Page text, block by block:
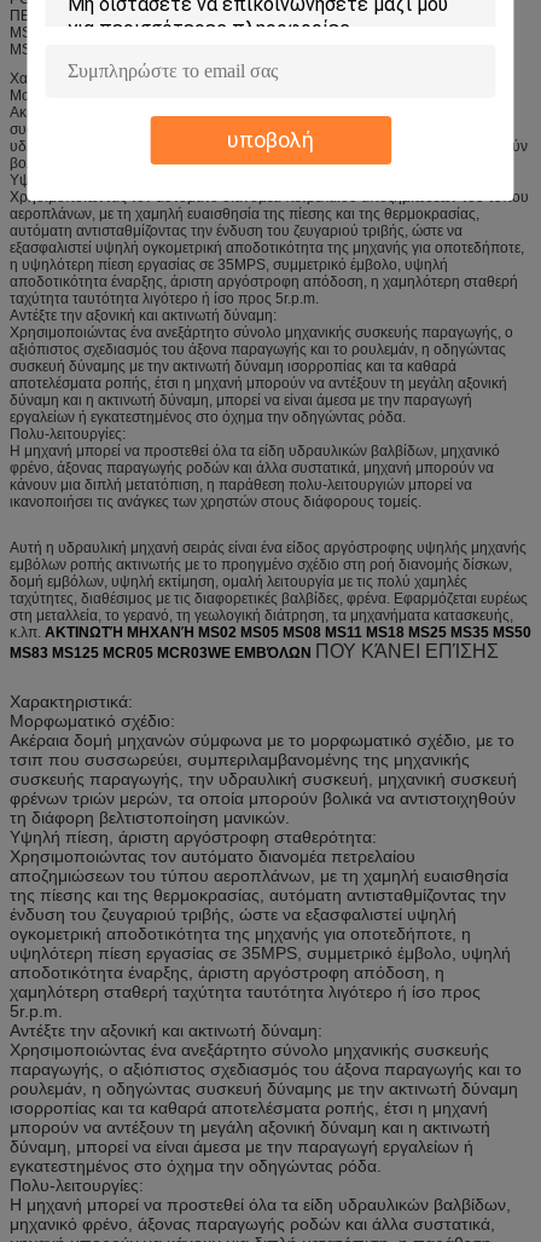
υποβολή
ΠΕΡΙΣΤΡΟΦΙΚΉ ΟΜΆΔΑ ΚΑΙ ΔΑΧΤΥΛΊΔΙ CAM ΌΠΩΣ ΚΑΤΩΤΈΡΩ:
MS02 MS05 MS08 MS11 MS18 MS25 MS35 MS50 MS83 MS125 MSE05
MSE08 MSE18
Χαρακτηριστικά:
Μορφωματικό σχέδιο:
Ακέραια δομή μηχανών σύμφωνα με το μορφωματικό σχέδιο, με το τσιπ που
συσσωρεύει, συμπεριλαμβανομένης της μηχανικής συσκευής παραγωγής, την
υδραυλική συσκευή, μηχανική συσκευή φρένων τριών μερών, τα οποία μπορούν
βολικά να αντιστοιχηθούν τη διάφορη βελτιστοποίηση μανικών.
Υψηλή πίεση, άριστη αργόστροφη σταθερότητα:
Χρησιμοποιώντας τον αυτόματο διανομέα πετρελαίου αποζημιώσεων του τύπου
αεροπλάνων, με τη χαμηλή ευαισθησία της πίεσης και της θερμοκρασίας,
αυτόματη αντισταθμίζοντας την ένδυση του ζευγαριού τριβής, ώστε να
εξασφαλιστεί υψηλή ογκομετρική αποδοτικότητα της μηχανής για οποτεδήποτε,
η υψηλότερη πίεση εργασίας σε 35MPS, συμμετρικό έμβολο, υψηλή
αποδοτικότητα έναρξης, άριστη αργόστροφη απόδοση, η χαμηλότερη σταθερή
ταχύτητα ταυτότητα λιγότερο ή ίσο προς 5r.p.m.
Αντέξτε την αξονική και ακτινωτή δύναμη:
Χρησιμοποιώντας ένα ανεξάρτητο σύνολο μηχανικής συσκευής παραγωγής, ο
αξιόπιστος σχεδιασμός του άξονα παραγωγής και το ρουλεμάν, η οδηγώντας
συσκευή δύναμης με την ακτινωτή δύναμη ισορροπίας και τα καθαρά
αποτελέσματα ροπής, έτσι η μηχανή μπορούν να αντέξουν τη μεγάλη αξονική
δύναμη και η ακτινωτή δύναμη, μπορεί να είναι άμεσα με την παραγωγή
εργαλείων ή εγκατεστημένος στο όχημα την οδηγώντας ρόδα.
Πολυ-λειτουργίες:
Η μηχανή μπορεί να προστεθεί όλα τα είδη υδραυλικών βαλβίδων, μηχανικό
φρένο, άξονας παραγωγής ροδών και άλλα συστατικά, μηχανή μπορούν να
κάνουν μια διπλή μετατόπιση, η παράθεση πολυ-λειτουργιών μπορεί να
ικανοποιήσει τις ανάγκες των χρηστών στους διάφορους τομείς.
Αυτή η υδραυλική μηχανή σειράς είναι ένα είδος αργόστροφης υψηλής μηχανής
εμβόλων ροπής ακτινωτής με το προηγμένο σχέδιο στη ροή διανομής δίσκων,
δομή εμβόλων, υψηλή εκτίμηση, ομαλή λειτουργία με τις πολύ χαμηλές
ταχύτητες, διαθέσιμος με τις διαφορετικές βαλβίδες, φρένα. Εφαρμόζεται ευρέως
στη μεταλλεία, το γερανό, τη γεωλογική διάτρηση, τα μηχανήματα κατασκευής,
κ.λπ. ΑΚΤΙΝΩΤΉ ΜΗΧΑΝΉ MS02 MS05 MS08 MS11 MS18 MS25 MS35 MS50
MS83 MS125 MCR05 MCR03WE ΕΜΒΌΛΩΝ ΠΟΥ ΚΆΝΕΙ ΕΠΊΣΗΣ
Χαρακτηριστικά:
Μορφωματικό σχέδιο:
Ακέραια δομή μηχανών σύμφωνα με το μορφωματικό σχέδιο, με το
τσιπ που συσσωρεύει, συμπεριλαμβανομένης της μηχανικής
συσκευής παραγωγής, την υδραυλική συσκευή, μηχανική συσκευή
φρένων τριών μερών, τα οποία μπορούν βολικά να αντιστοιχηθούν
τη διάφορη βελτιστοποίηση μανικών.
Υψηλή πίεση, άριστη αργόστροφη σταθερότητα:
Χρησιμοποιώντας τον αυτόματο διανομέα πετρελαίου
αποζημιώσεων του τύπου αεροπλάνων, με τη χαμηλή ευαισθησία
της πίεσης και της θερμοκρασίας, αυτόματη αντισταθμίζοντας την
ένδυση του ζευγαριού τριβής, ώστε να εξασφαλιστεί υψηλή
ογκομετρική αποδοτικότητα της μηχανής για οποτεδήποτε, η
υψηλότερη πίεση εργασίας σε 35MPS, συμμετρικό έμβολο, υψηλή
αποδοτικότητα έναρξης, άριστη αργόστροφη απόδοση, η
χαμηλότερη σταθερή ταχύτητα ταυτότητα λιγότερο ή ίσο προς
5r.p.m.
Αντέξτε την αξονική και ακτινωτή δύναμη:
Χρησιμοποιώντας ένα ανεξάρτητο σύνολο μηχανικής συσκευής
παραγωγής, ο αξιόπιστος σχεδιασμός του άξονα παραγωγής και το
ρουλεμάν, η οδηγώντας συσκευή δύναμης με την ακτινωτή δύναμη
ισορροπίας και τα καθαρά αποτελέσματα ροπής, έτσι η μηχανή
μπορούν να αντέξουν τη μεγάλη αξονική δύναμη και η ακτινωτή
δύναμη, μπορεί να είναι άμεσα με την παραγωγή εργαλείων ή
εγκατεστημένος στο όχημα την οδηγώντας ρόδα.
Πολυ-λειτουργίες:
Η μηχανή μπορεί να προστεθεί όλα τα είδη υδραυλικών βαλβίδων,
μηχανικό φρένο, άξονας παραγωγής ροδών και άλλα συστατικά,